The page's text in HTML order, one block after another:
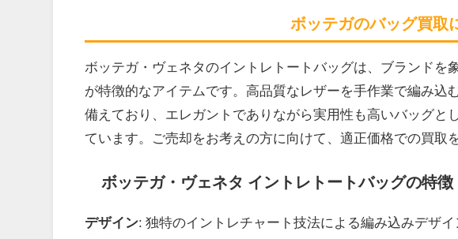
ボッテガのバッグ買取
ボッテガ・ヴェネタのイントレトートバッグは、ブランドを
が特徴的なアイテムです。高品質なレザーを手作業で編み込
備えており、エレガントでありながら実用性も高いバッグと
ています。ご売却をお考えの方に向けて、適正価格での買取
ボッテガ・ヴェネタ イントレトートバッグの特徴
デザイン: 独特のイントレチャート技法による編み込みデザ